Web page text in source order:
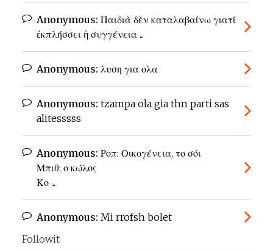
Anonymous: Παιδιὰ δὲν καταλαβαίνω γιατί
ἐκπλήσσει ἡ συγγένεια ...
Anonymous: λυση για ολα
Anonymous: tzampa ola gia thn parti sas
alitesssss
Anonymous: Ροπ: Οικογένεια, το σόι
Μπιθ: ο κώλος
Κο ...
Anonymous: Mi rrofsh bolet
Followit